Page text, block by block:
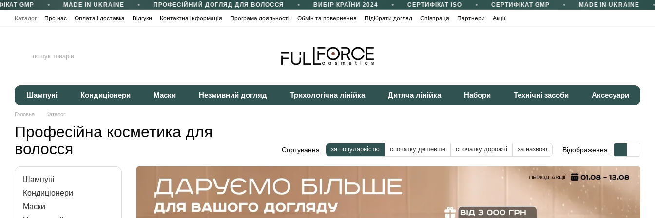
Перейти до основного контенту
GMP MADE IN UKRAINE ПРОФЕСІЙНИЙ ДОГЛЯД ДЛЯ ВОЛОССЯ ВИБІР КРАЇНИ 2024 СЕРТИФІКАТ ISO СЕРТИФІКАТ GMP
MADE IN UKRAINE
Каталог
Про нас Оплата і доставка Відгуки Контактна інформація Програма лояльності Обмін та повернення Підібрати догляд Співпраця Партнери
Акції
Шампуні Кондиціонери Маски Незмивний догляд Трихологічна лінійка Дитяча лінійка Набори Технічні засоби Аксесуари
Головна Каталог
Професійна косметика для
волосся
Сортування: за популярністю спочатку дешевше спочатку дорожчі за назвою Відображення:
Шампуні
Кондиціонери
Маски